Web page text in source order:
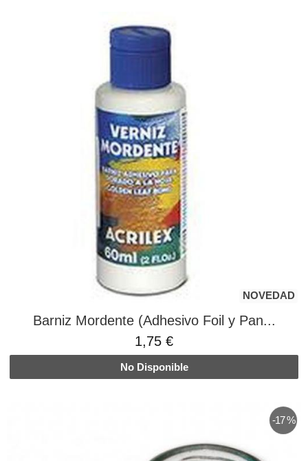
NOVEDAD
Barniz Mordente (Adhesivo Foil y Pan...
1,75 €
No Disponible
-17 %